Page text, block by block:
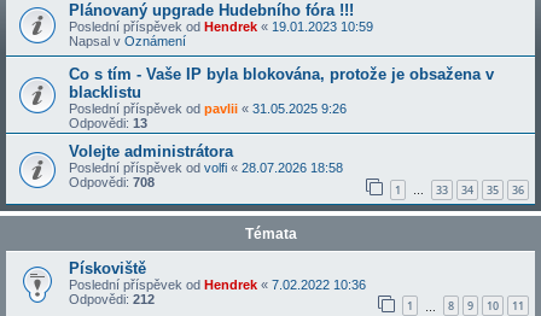
Plánovaný upgrade Hudebního fóra !!!
Poslední příspěvek od Hendrek « 19.01.2023 10:59
Napsal v Oznámení
Co s tím - Vaše IP byla blokována, protože je obsažena v
blacklistu
Poslední příspěvek od pavlii « 31.05.2025 9:26
Odpovědi: 13
Volejte administrátora
Poslední příspěvek od volfi « 28.07.2026 18:58
Odpovědi: 708 1 … 33 34 35 36
Témata
Pískoviště
Poslední příspěvek od Hendrek « 7.02.2022 10:36
Odpovědi: 212 1 8 9 10 11